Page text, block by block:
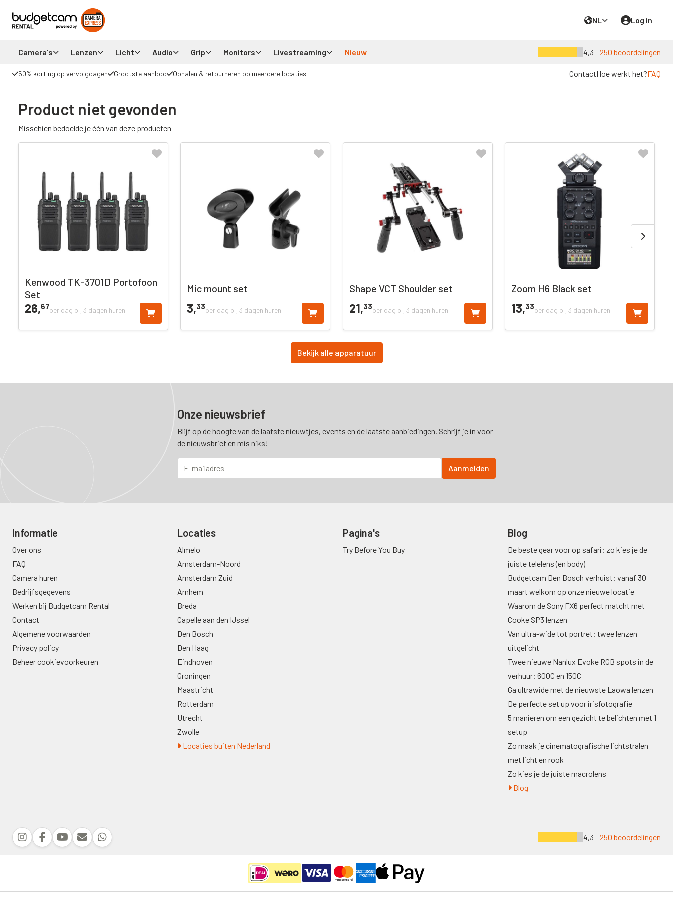
NL Log in
Camera's Lenzen Licht Audio Grip Monitors Livestreaming Nieuw 4,3 -250 beoordelingen
50% korting op vervolgdagen Grootste aanbod Ophalen & retourneren op meerdere locaties ContactHoe werkt het?FAQ
Product niet gevonden
Misschien bedoelde je één van deze producten
Kenwood TK-3701D Portofoon
Set
26,67per dag bij 3 dagen huren
Mic mount set
3,33per dag bij 3 dagen huren
Shape VCT Shoulder set
21,33per dag bij 3 dagen huren
Zoom H6 Black set
13,33per dag bij 3 dagen huren
Bekijk alle apparatuur
Onze nieuwsbrief
Blijf op de hoogte van de laatste nieuwtjes, events en de laatste aanbiedingen. Schrijf je in voor
de nieuwsbrief en mis niks!
Informatie
Over ons
FAQ
Camera huren
Bedrijfsgegevens
Werken bij Budgetcam Rental
Contact
Algemene voorwaarden
Privacy policy
Beheer cookievoorkeuren
Locaties
Almelo
Amsterdam-Noord
Amsterdam Zuid
Arnhem
Breda
Capelle aan den IJssel
Den Bosch
Den Haag
Eindhoven
Groningen
Maastricht
Rotterdam
Utrecht
Zwolle
Locaties buiten Nederland
Pagina's
Try Before You Buy
Blog
De beste gear voor op safari: zo kies je de
juiste telelens (en body)
Budgetcam Den Bosch verhuist: vanaf 30
maart welkom op onze nieuwe locatie
Waarom de Sony FX6 perfect matcht met
Cooke SP3 lenzen
Van ultra-wide tot portret: twee lenzen
uitgelicht
Twee nieuwe Nanlux Evoke RGB spots in de
verhuur: 600C en 150C
Ga ultrawide met de nieuwste Laowa lenzen
De perfecte set up voor irisfotografie
5 manieren om een gezicht te belichten met 1
setup
Zo maak je cinematografische lichtstralen
met licht en rook
Zo kies je de juiste macrolens
Blog
4,3 -250 beoordelingen